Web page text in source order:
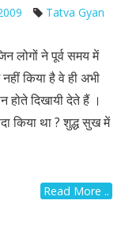
Tatva Gyan
लोगों ने पूर्व समय में
किया है वे ही अभी
होते दिखायी देते हैं ।
किया था ? शुद्ध सुख में
Read More ..